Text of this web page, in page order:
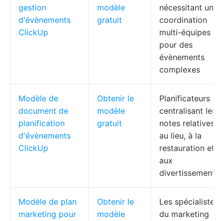
gestion
d'évènements
ClickUp
modèle
gratuit
nécessitant une
coordination
multi-équipes
pour des
évènements
complexes
Modèle de
document de
planification
d'évènements
ClickUp
Obtenir le
modèle
gratuit
Planificateurs
centralisant les
notes relatives
au lieu, à la
restauration et
aux
divertissements
Modèle de plan
marketing pour
Obtenir le
modèle
Les spécialistes
du marketing